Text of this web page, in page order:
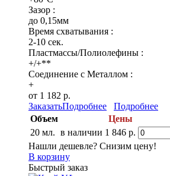
Зазор :
до 0,15мм
Время схватывания :
2-10 сек.
Пластмассы/Полиолефины :
+/+**
Соединение с Металлом :
+
от 1 182 р.
ЗаказатьПодробнее
Подробнее
Объем
Цены
20 мл. в наличии 1 846 р.
Нашли дешевле? Снизим цену!
В корзину
Быстрый заказ